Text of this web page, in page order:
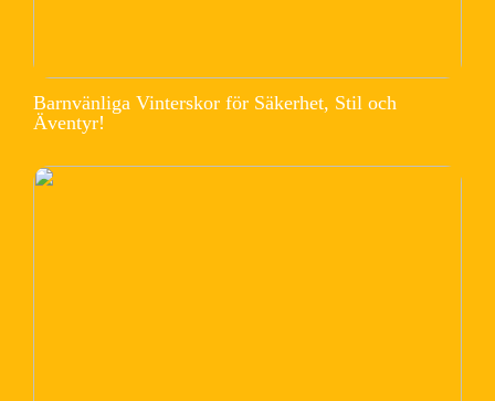
Barnvänliga Vinterskor för Säkerhet, Stil och
Äventyr!